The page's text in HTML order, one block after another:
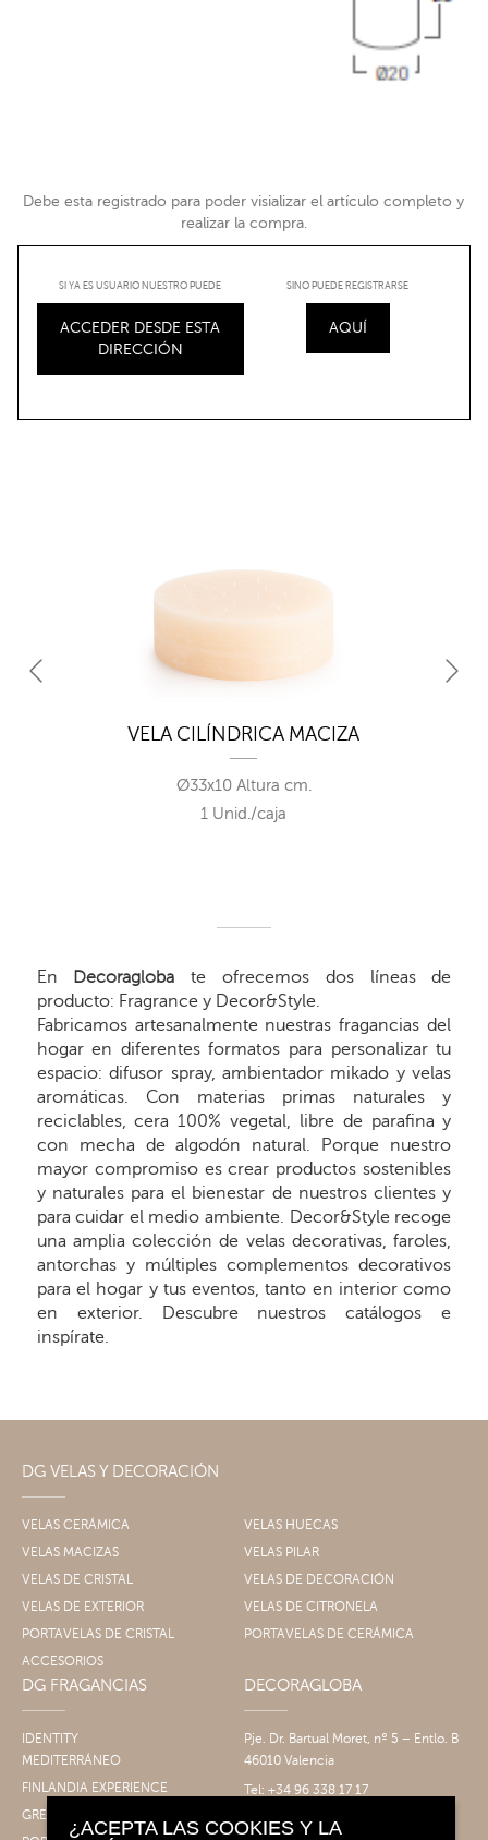
Debe esta registrado para poder visializar el artículo completo y
realizar la compra.
SI YA ES USUARIO NUESTRO PUEDE
ACCEDER DESDE ESTA
DIRECCIÓN
SINO PUEDE REGISTRARSE
AQUÍ
VELA CILÍNDRICA MACIZA
Ø33x10 Altura cm.
1 Unid./caja
En Decoragloba te ofrecemos dos líneas de
producto: Fragrance y Decor&Style.
Fabricamos artesanalmente nuestras fragancias del
hogar en diferentes formatos para personalizar tu
espacio: difusor spray, ambientador mikado y velas
aromáticas. Con materias primas naturales y
reciclables, cera 100% vegetal, libre de parafina y
con mecha de algodón natural. Porque nuestro
mayor compromiso es crear productos sostenibles
y naturales para el bienestar de nuestros clientes y
para cuidar el medio ambiente. Decor&Style recoge
una amplia colección de velas decorativas, faroles,
antorchas y múltiples complementos decorativos
para el hogar y tus eventos, tanto en interior como
en exterior. Descubre nuestros catálogos e
inspírate.
DG VELAS Y DECORACIÓN
VELAS CERÁMICA
VELAS HUECAS
VELAS MACIZAS
VELAS PILAR
VELAS DE CRISTAL
VELAS DE DECORACIÓN
VELAS DE EXTERIOR
VELAS DE CITRONELA
PORTAVELAS DE CRISTAL
PORTAVELAS DE CERÁMICA
ACCESORIOS
DG FRAGANCIAS
IDENTITY
MEDITERRÁNEO
FINLANDIA EXPERIENCE
GRECIA EXPERIENCE
DECORAGLOBA
Pje. Dr. Bartual Moret, nº 5 – Entlo. B
46010 Valencia
Tel: +34 96 338 17 17
¿ACEPTA LAS COOKIES Y LA